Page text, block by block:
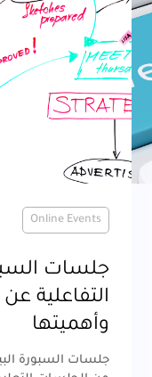
Online Events
جلسات
التفاعلية
وأهميتها
جلسات السبورة